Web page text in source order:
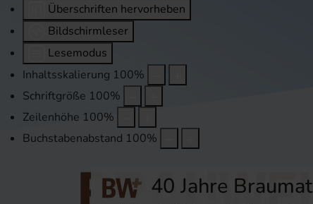
Überschriften hervorheben
Bildschirmleser
Lesemodus
Inhaltsskalierung 100%
Schriftgröße 100%
Zeilenhöhe 100%
Buchstabenabstand 100%
40 Jahre Braumat